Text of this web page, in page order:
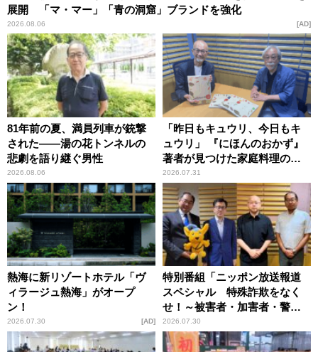
展開 「マ・マー」「青の洞窟」ブランドを強化
2026.08.06 AD
81年前の夏、満員列車が銃撃
された――湯の花トンネルの
悲劇を語り継ぐ男性
2026.08.06
「昨日もキュウリ、今日もキ
ュウリ」 『にほんのおかず』
著者が見つけた家庭料理の知
恵
2026.07.31
熱海に新リゾートホテル「ヴ
ィラージュ熱海」がオープ
ン！
2026.07.30 AD
特別番組「ニッポン放送報道
スペシャル 特殊詐欺をなく
せ！～被害者・加害者・警視
庁が語るトクリュウの実態
～」放送
2026.07.30